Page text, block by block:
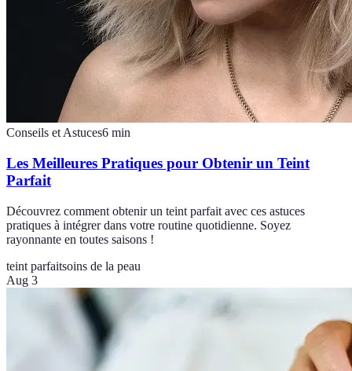
Conseils et Astuces6 min
Les Meilleures Pratiques pour Obtenir un Teint
Parfait
Découvrez comment obtenir un teint parfait avec ces astuces
pratiques à intégrer dans votre routine quotidienne. Soyez
rayonnante en toutes saisons !
teint parfaitsoins de la peau
Aug 3